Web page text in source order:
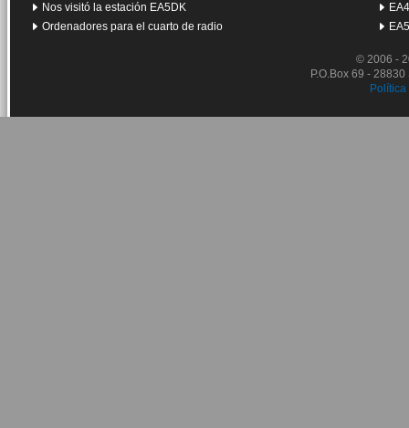
Nos visitó la estación EA5DK
Ordenadores para el cuarto de radio
© 2006 -
P.O.Box 69 -